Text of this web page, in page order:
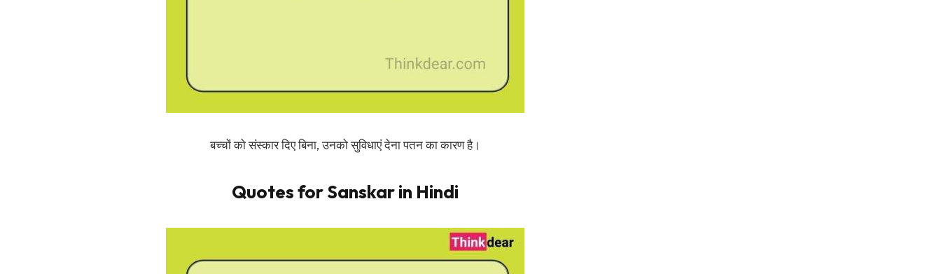
बच्चों को संस्कार दिए बिना, उनको सुविधाएं देना पतन का कारण है।
Quotes for Sanskar in Hindi